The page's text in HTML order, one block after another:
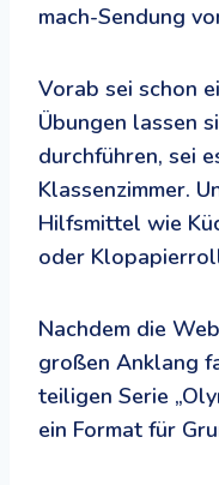
mach-Sendung
Vorab sei schon
Übungen lassen
durchführen, sei
Klassenzimmer.
Hilfsmittel wie
oder
Nachdem die
großen Anklang
teiligen Serie
ein Format für